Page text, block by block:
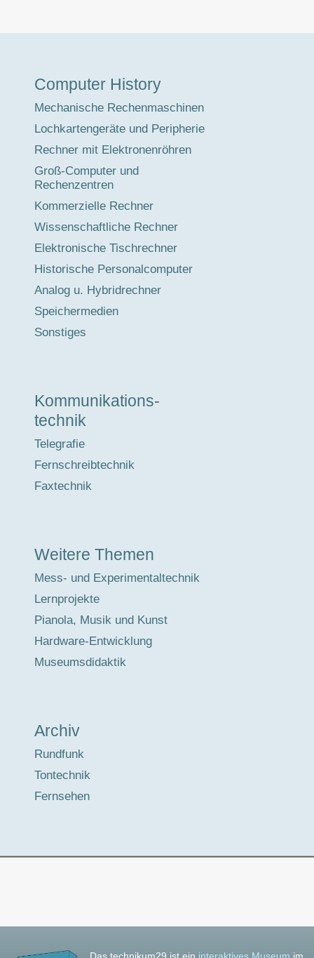
Computer History
Mechanische Rechenmaschinen
Lochkartengeräte und Peripherie
Rechner mit Elektronenröhren
Groß-Computer und
Rechenzentren
Kommerzielle Rechner
Wissenschaftliche Rechner
Elektronische Tischrechner
Historische Personalcomputer
Analog u. Hybridrechner
Speichermedien
Sonstiges
Kommunikations-
technik
Telegrafie
Fernschreibtechnik
Faxtechnik
Weitere Themen
Mess- und Experimentaltechnik
Lernprojekte
Pianola, Musik und Kunst
Hardware-Entwicklung
Museumsdidaktik
Archiv
Rundfunk
Tontechnik
Fernsehen